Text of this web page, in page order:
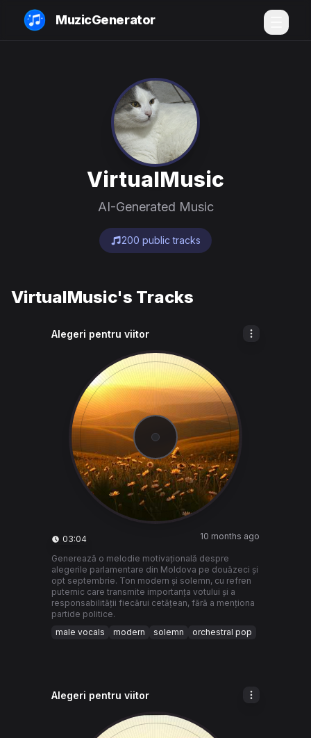
MuzicGenerator
VirtualMusic
AI-Generated Music
200 public tracks
VirtualMusic's Tracks
Alegeri pentru viitor
03:04 10 months ago
Generează o melodie motivațională despre
alegerile parlamentare din Moldova pe douăzeci și
opt septembrie. Ton modern și solemn, cu refren
puternic care transmite importanța votului și a
responsabilității fiecărui cetățean, fără a menționa
partide politice.
male vocals
modern solemn orchestral pop
Alegeri pentru viitor